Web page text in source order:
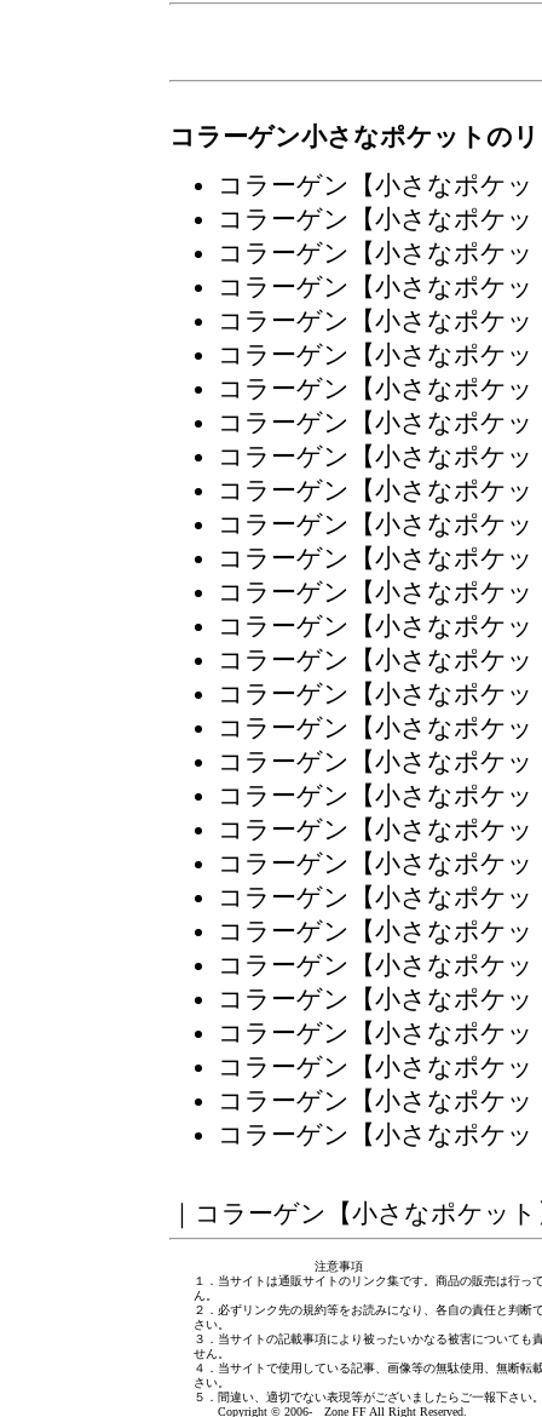
コラーゲン小さなポケットの
コラーゲン【小さなポケ
コラーゲン【小さなポケ
コラーゲン【小さなポケ
コラーゲン【小さなポケ
コラーゲン【小さなポケ
コラーゲン【小さなポケ
コラーゲン【小さなポケ
コラーゲン【小さなポケ
コラーゲン【小さなポケ
コラーゲン【小さなポケ
コラーゲン【小さなポケ
コラーゲン【小さなポケ
コラーゲン【小さなポケ
コラーゲン【小さなポケ
コラーゲン【小さなポケ
コラーゲン【小さなポケ
コラーゲン【小さなポケ
コラーゲン【小さなポケ
コラーゲン【小さなポケ
コラーゲン【小さなポケ
コラーゲン【小さなポケ
コラーゲン【小さなポケ
コラーゲン【小さなポケ
コラーゲン【小さなポケ
コラーゲン【小さなポケ
コラーゲン【小さなポケ
コラーゲン【小さなポケ
コラーゲン【小さなポケ
コラーゲン【小さなポケ
｜ コラーゲン【小さなポケット
注意事項
１．当サイトは通販サイトのリンク集です。商品の販売は行っ
ん。
２．必ずリンク先の規約等をお読みになり、各自の責任と判断
さい。
３．当サイトの記載事項により被ったいかなる被害についても
せん。
４．当サイトで使用している記事、画像等の無駄使用、無断転
さい。
５．間違い、適切でない表現等がございましたら ご一報下さい
Copyright © 2006- Zone FF All Right Reserved.